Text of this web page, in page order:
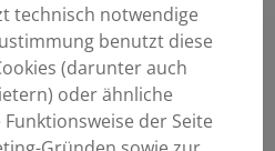
technisch notwendige
benutzt diese
(darunter auch
oder ähnliche
der Seite